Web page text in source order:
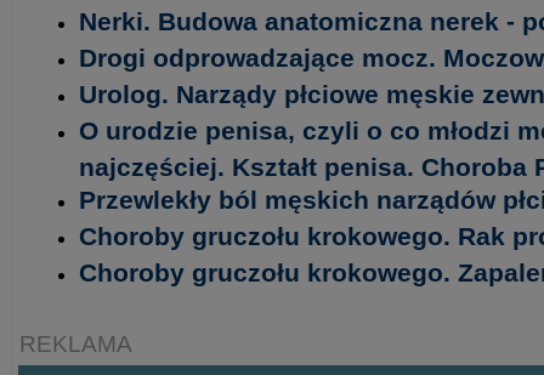
Nerki. Budowa anatomiczna nerek -
Drogi odprowadzające mocz.
Urolog. Narządy płciowe męskie
O urodzie penisa, czyli o co młodzi
najczęściej. Kształt penisa. Choroba
Przewlekły ból męskich narządów
Choroby gruczołu krokowego. Rak
Choroby gruczołu krokowego.
REKLAMA